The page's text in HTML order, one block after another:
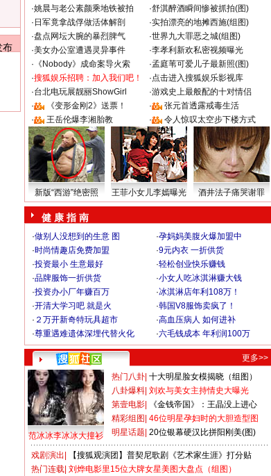
布
·姚晨与老公素颜乘地铁被拍 ·舒淇醉酒瞬间惨被抓拍(图)
· 日军竟拿战俘做活体解剖 ·实拍漂亮的地摊西施(组图)
·盘点网坛大腕的暴烈脾气 ·世界九大罪恶之城(组图)
·美女办公室遭遇灵异事件 ·李孝利新欢私密视频曝光
· 《Nobody》成命案导火索 ·孟庭苇可爱儿子最新照(图)
·搜狐娱乐招聘：加入我们吧！ ·点击进入搜狐娱乐影视库
·台北电玩展靓丽ShowGirl ·游戏史上最般配的十对情侣
·
《变形金刚2》送票！ ·
张元首透露戒毒生活
·
王岳伦爆李湘胎教 · 令人惊叹太空步下楼方式
新版“西游”绝密照 王菲小女儿李嫣曝光 酒井法子痛哭谢罪
健 康 指 南
·做别人没想到的生意 图 ·孕妈妈美腹火爆加盟中
·时尚情趣店免费加盟 ·9元内衣 一折供货
·投资最小 生意最好 ·轻松创业快乐赚钱
·品牌服饰一折供货 ·小女人吃冰淇淋赚大钱
·投资办小厂年赚百万 ·冰淇淋店年利108万！
·开清大学习吧 就是火 ·韩国V8服饰卖疯了！
· ２万开新奇特玩具超市 ·高血压病人 如何进补
·尊重遇难遗体深埋代替火化 ·六毛钱成本 年利润100万
更多>>
范冰冰李冰冰大撞衫
热门八卦 十大明星脸女模揭晓（组图）
八卦爆料 刘欢与美女主持情史大曝光
第壹电影
《金钱帝国》：王晶没上进心
精彩组图 46位明星孕妇时的大胆造型图
明星话题 20位银幕硬汉比拼阳刚美(图)
戏剧演出
【搜狐观演团】普契尼歌剧《艺术家生涯》打分贴
热门连载 刘烨电影里15位大牌女星美图大盘点（组图）